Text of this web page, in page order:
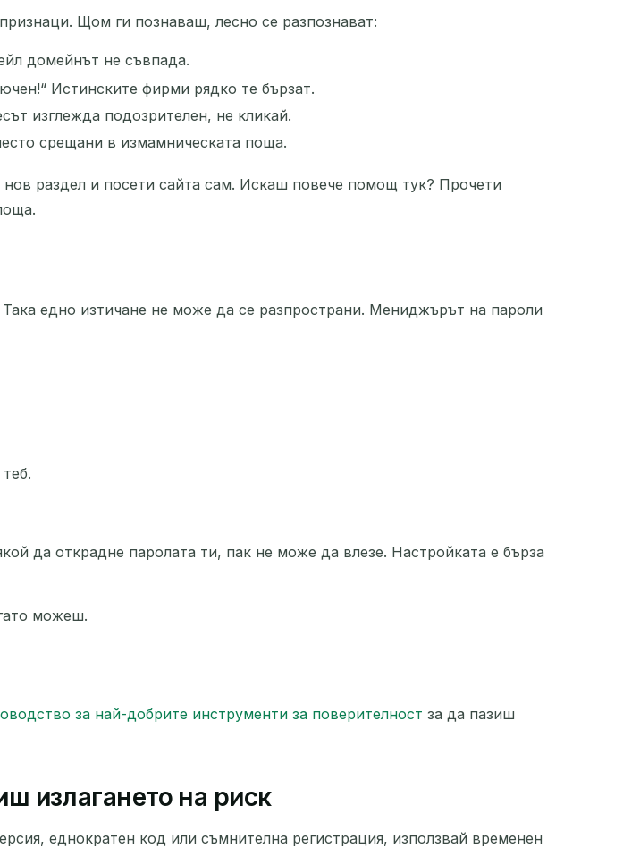
Щом ги познаваш, лесно се разпознават:
домейнът не съвпада.
Истинските фирми рядко те бързат.
изглежда подозрителен, не кликай.
срещани в измамническата поща.
раздел и посети сайта сам. Искаш повече помощ тук? Прочети
едно изтичане не може да се разпространи. Мениджърът на пароли
да открадне паролата ти, пак не може да влезе. Настройката е бърза
можеш.
за най-добрите инструменти за поверителност за да пазиш
излагането на риск
еднократен код или съмнителна регистрация, използвай временен